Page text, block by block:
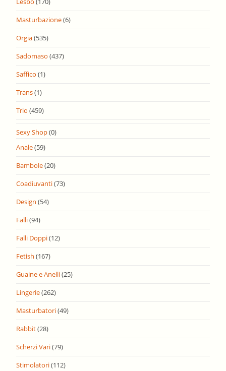
Masturbazione(6)
Orgia(535)
Sadomaso (437)
Saffico (1)
Trans(1)
Trio (459)
Sexy Shop(0)
Anale(59)
Bambole(20)
Coadiuvanti(73)
Design (54)
Falli(94)
Falli Doppi(12)
Fetish (167)
Guaine e Anelli(25)
Lingerie(262)
Masturbatori(49)
Rabbit(28)
Scherzi Vari(79)
Stimolatori(112)